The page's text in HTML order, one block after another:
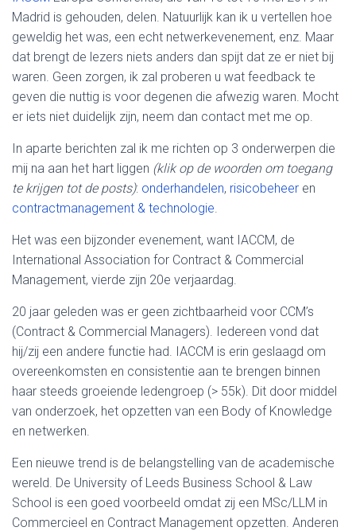
Madrid is gehouden, delen. Natuurlijk kan ik u vertellen hoe
geweldig het was, een echt netwerkevenement, enz. Maar
dat brengt de lezers niets anders dan spijt dat ze er niet bij
waren. Geen zorgen, ik zal proberen u wat feedback te
geven die nuttig is voor degenen die afwezig waren. Mocht
er iets niet duidelijk zijn, neem dan contact met me op.
In aparte berichten zal ik me richten op 3 onderwerpen die
mij na aan het hart liggen (klik op de woorden om toegang
te krijgen tot de posts): onderhandelen, risicobeheer en
contractmanagement & technologie.
Het was een bijzonder evenement, want IACCM, de
International Association for Contract & Commercial
Management, vierde zijn 20e verjaardag.
20 jaar geleden was er geen zichtbaarheid voor CCM’s
(Contract & Commercial Managers). Iedereen vond dat
hij/zij een andere functie had. IACCM is erin geslaagd om
overeenkomsten en consistentie aan te brengen binnen
haar steeds groeiende ledengroep (> 55k). Dit door middel
van onderzoek, het opzetten van een Body of Knowledge
en netwerken.
Een nieuwe trend is de belangstelling van de academische
wereld. De University of Leeds Business School & Law
School is een goed voorbeeld omdat zij een MSc/LLM in
Commercieel en Contract Management opzetten. Anderen